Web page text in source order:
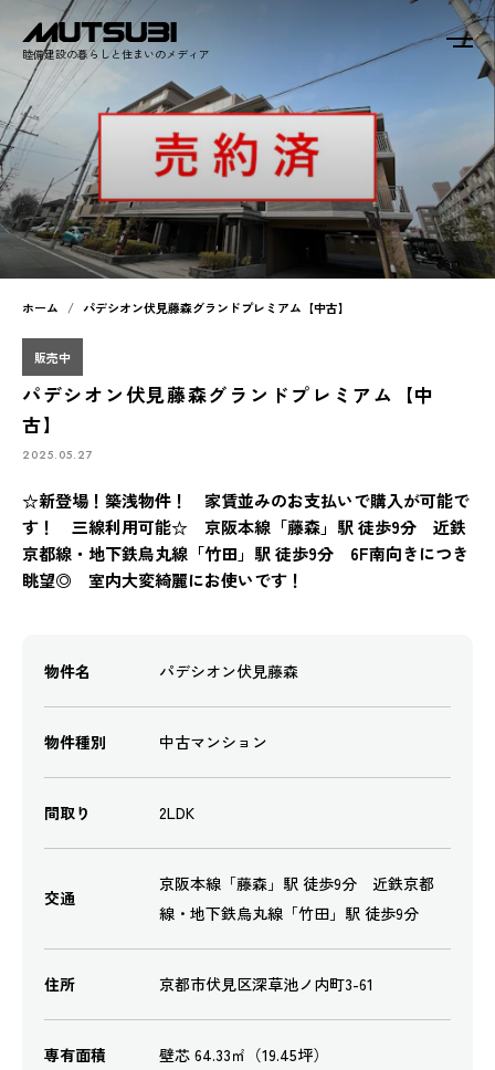
睦備建設の暮らしと住まいのメディア
ホーム パデシオン伏見藤森グランドプレミアム【中古】
販売中
パデシオン伏見藤森グランドプレミアム【中
古】
2025.05.27
☆新登場！築浅物件！ 家賃並みのお支払いで購入が可能で
す！ 三線利用可能☆ 京阪本線「藤森」駅 徒歩9分 近鉄
京都線・地下鉄烏丸線「竹田」駅 徒歩9分 6F南向きにつき
眺望◎ 室内大変綺麗にお使いです！
物件名 パデシオン伏見藤森
物件種別 中古マンション
間取り 2LDK
交通
京阪本線「藤森」駅 徒歩9分 近鉄京都
線・地下鉄烏丸線「竹田」駅 徒歩9分
住所 京都市伏見区深草池ノ内町3-61
専有面積 壁芯 64.33㎡（19.45坪）